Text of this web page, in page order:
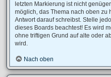
letzten Markierung ist nicht
möglich, das Thema nach oben zu
Antwort darauf schreibst. Stelle
dieses Boards beachtest! Es wird
ohne triftigen Grund auf alte oder
wird.
Nach oben